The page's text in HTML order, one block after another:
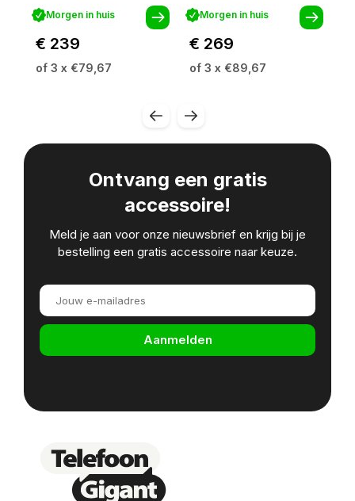
Morgen in huis
€ 239
of 3 x €79,67
Morgen in huis
€ 269
of 3 x €89,67
Ontvang een gratis
accessoire!
Meld je aan voor onze nieuwsbrief en krijg bij je
bestelling een gratis accessoire naar keuze.
Aanmelden